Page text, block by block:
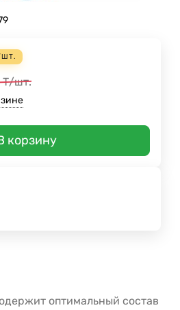
ШТ.
Т/шт.
корзину
оптимальный состав